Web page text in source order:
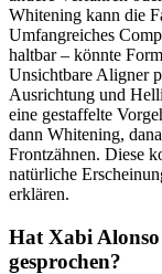
Whitening kann die
Umfangreiches
haltbar – könnte
Unsichtbare Aligner
Ausrichtung und
eine gestaffelte
dann Whitening,
Frontzähnen. Diese
natürliche
erklären.
Hat Xabi
gesprochen?